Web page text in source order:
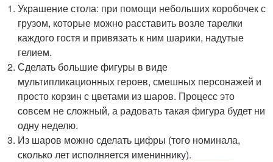
Украшение стола: при помощи небольших коробочек с
грузом, которые можно расставить возле тарелки
каждого гостя и привязать к ним шарики, надутые
гелием.
Сделать большие фигуры в виде
мультипликационных героев, смешных персонажей и
просто корзин с цветами из шаров. Процесс это
совсем не сложный, а радовать такая фигура будет ни
одну неделю.
Из шаров можно сделать цифры (того номинала,
сколько лет исполняется имениннику).